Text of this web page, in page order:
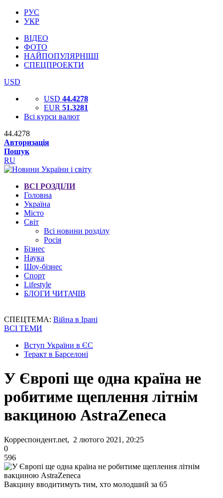
РУС
УКР
ВІДЕО
ФОТО
НАЙПОПУЛЯРНІШІ
СПЕЦПРОЕКТИ
USD
USD 44.4278
EUR 51.3281
Всі курси валют
44.4278
Авторизація
Пошук
RU
ВСІ РОЗДІЛИ
Головна
Україна
Місто
Світ
Всі новини розділу
Росія
Бізнес
Наука
Шоу-бізнес
Спорт
Lifestyle
БЛОГИ ЧИТАЧІВ
СПЕЦТЕМА: Війна в Ірані
ВСІ ТЕМИ
Вступ України в ЄС
Теракт в Барселоні
У Європі ще одна країна не
робитиме щеплення літнім
вакциною AstraZeneca
Корреспондент.net, 2 лютого 2021, 20:25
0
596
Вакцину вводитимуть тим, хто молодший за 65